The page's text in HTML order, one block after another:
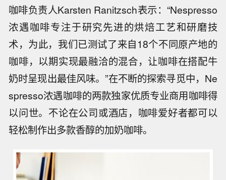
咖啡负责人Karsten Ranitzsch表示：“Nespresso
浓遇咖啡专注于研究先进的烘焙工艺和研磨技
术，为此，我们已测试了来自18个不同原产地的
咖啡，以期实现最融洽的混合，让咖啡在搭配牛
奶时呈现出最佳风味。”在不断的探索寻觅中，Ne
spresso浓遇咖啡的两款独家优质专业商用咖啡得
以问世。不论在公司或酒店，咖啡爱好者都可以
轻松制作出多款香醇的加奶咖啡。